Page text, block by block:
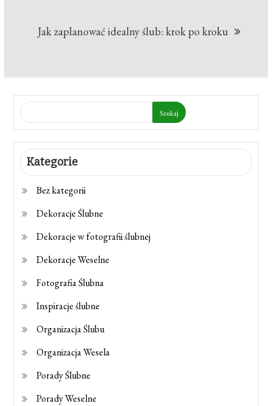
Jak zaplanować idealny ślub: krok po kroku
Szukaj
Kategorie
Bez kategorii
Dekoracje Ślubne
Dekoracje w fotografii ślubnej
Dekoracje Weselne
Fotografia Ślubna
Inspiracje ślubne
Organizacja Ślubu
Organizacja Wesela
Porady Ślubne
Porady Weselne